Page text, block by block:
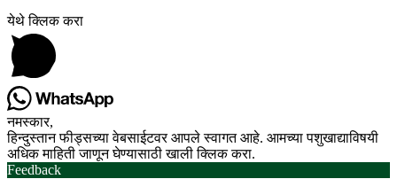
येथे क्लिक करा
नमस्कार,
हिन्दुस्तान फीड्सच्या वेबसाईटवर आपले स्वागत आहे. आमच्या पशुखाद्याविषयी
अधिक माहिती जाणून घेण्यासाठी खाली क्लिक करा.
Feedback